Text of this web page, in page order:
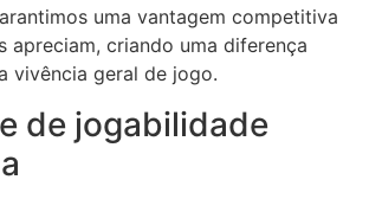
uma vantagem competitiva
apreciam, criando uma diferença
vivência geral de jogo.
de jogabilidade